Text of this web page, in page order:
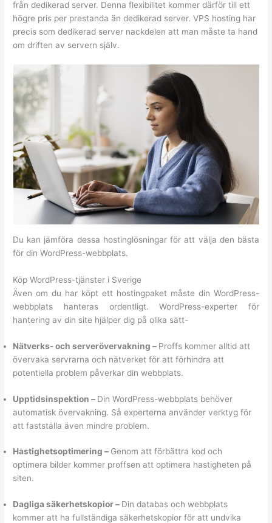
från dedikerad server. Denna flexibilitet kommer därför till ett
högre pris per prestanda än dedikerad server. VPS hosting har
precis som dedikerad server nackdelen att man måste ta hand
om driften av servern själv.
Du kan jämföra dessa hostinglösningar för att välja den bästa
för din WordPress-webbplats.
Köp WordPress-tjänster i Sverige
Även om du har köpt ett hostingpaket måste din WordPress-
webbplats hanteras ordentligt. WordPress-experter för
hantering av din site hjälper dig på olika sätt-
Nätverks- och serverövervakning – Proffs kommer alltid att
övervaka servrarna och nätverket för att förhindra att
potentiella problem påverkar din webbplats.
Upptidsinspektion – Din WordPress-webbplats behöver
automatisk övervakning. Så experterna använder verktyg för
att fastställa även mindre problem.
Hastighetsoptimering – Genom att förbättra kod och
optimera bilder kommer proffsen att optimera hastigheten på
siten.
Dagliga säkerhetskopior – Din databas och webbplats
kommer att ha fullständiga säkerhetskopior för att undvika